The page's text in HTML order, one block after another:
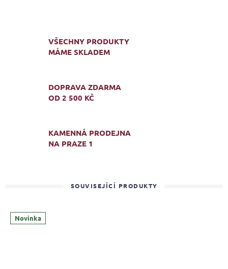
VŠECHNY PRODUKTY
MÁME SKLADEM
DOPRAVA ZDARMA
OD 2 500 KČ
KAMENNÁ PRODEJNA
NA PRAZE 1
SOUVISEJÍCÍ PRODUKTY
Novinka